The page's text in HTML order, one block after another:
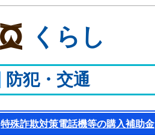
くらし
防犯・交通
特殊詐欺対策電話機等の購入補助金